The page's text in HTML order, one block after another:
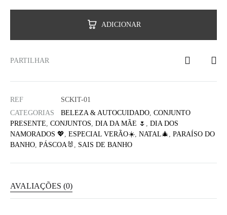
ADICIONAR
PARTILHAR
REF
SCKIT-01
CATEGORIAS
BELEZA & AUTOCUIDADO, CONJUNTO
PRESENTE, CONJUNTOS, DIA DA MÃE 🌷 , DIA DOS
NAMORADOS 💖, ESPECIAL VERÃO☀️, NATAL🎄, PARAÍSO DO
BANHO, PÁSCOA🐰 , SAIS DE BANHO
AVALIAÇÕES (0)